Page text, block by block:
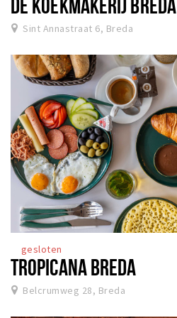
DE KOEKMAKERIJ BREDA
Sint Annastraat 6, Breda
gesloten
TROPICANA BREDA
Belcrumweg 28, Breda